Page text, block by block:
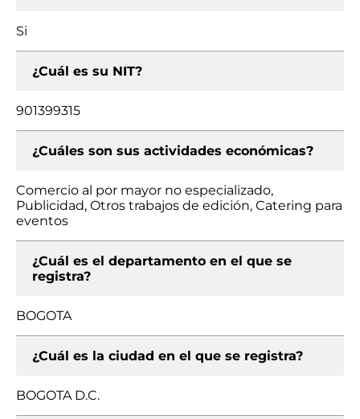
Si
¿Cuál es su NIT?
901399315
¿Cuáles son sus actividades económicas?
Comercio al por mayor no especializado,
Publicidad, Otros trabajos de edición, Catering para
eventos
¿Cuál es el departamento en el que se
registra?
BOGOTA
¿Cuál es la ciudad en el que se registra?
BOGOTA D.C.